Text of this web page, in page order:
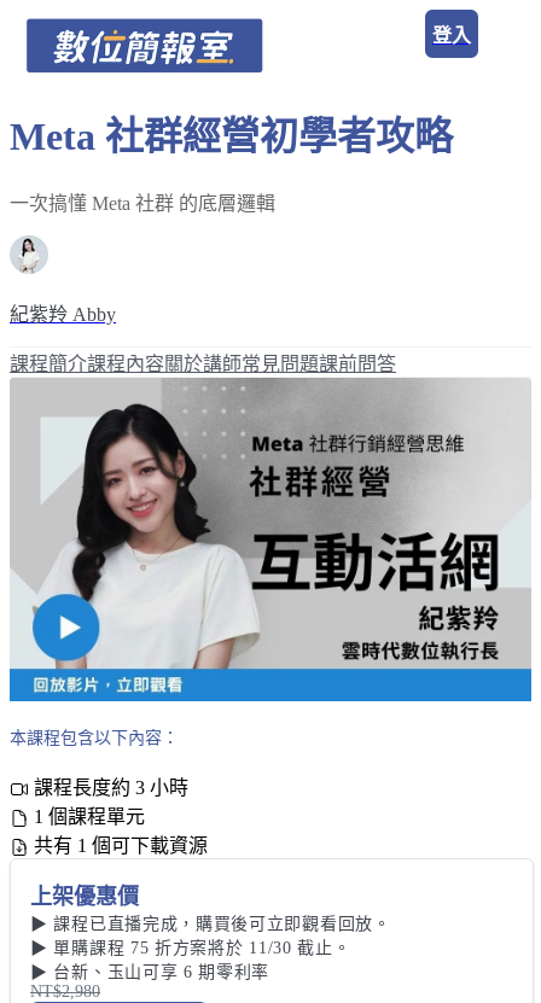
登入
Meta 社群經營初學者攻略
一次搞懂 Meta 社群 的底層邏輯
紀紫羚 Abby
課程簡介課程內容關於講師常見問題課前問答
本課程包含以下內容：
課程長度約 3 小時
1 個課程單元
共有 1 個可下載資源
上架優惠價
▶ 課程已直播完成，購買後可立即觀看回放。
▶ 單購課程 75 折方案將於 11/30 截止。
▶ 台新、玉山可享 6 期零利率
NT$2,980